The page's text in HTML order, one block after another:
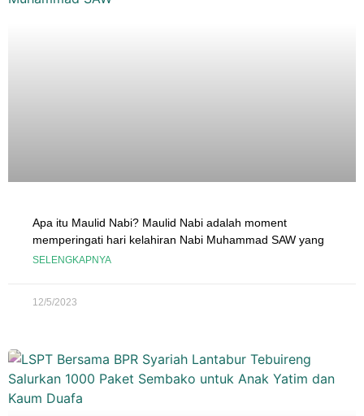
Apa itu Maulid Nabi? Maulid Nabi adalah moment
memperingati hari kelahiran Nabi Muhammad SAW yang
SELENGKAPNYA
12/5/2023